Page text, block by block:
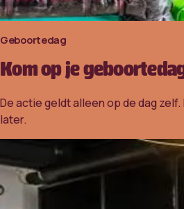
Geboortedag
Kom op je
De actie geldt alleen op de dag
later.